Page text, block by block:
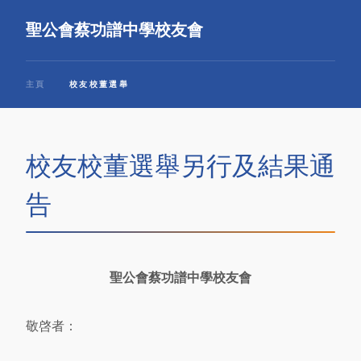
聖公會蔡功譜中學校友會
主頁 校友校董選舉
校友校董選舉另行及結果通
告
聖公會蔡功譜中學校友會
敬啓者：